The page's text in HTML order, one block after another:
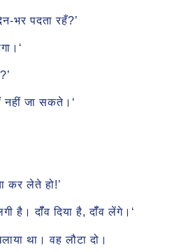
भर पदता रहँ?’
नहीं जा सकते।‘
कर लेते हो!’
है। दॉँव दिया है, दॉँव लेंगे।‘
था। वह लौटा दो।